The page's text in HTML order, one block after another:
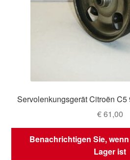
Servolenkungsgerät Citroën
€61,00
Benachrichtigen Sie,
Lager ist